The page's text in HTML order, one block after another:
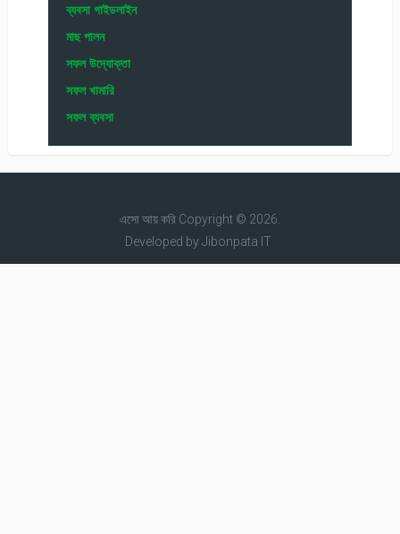
ব্যবসা গাইডলাইন
মাছ পালন
সফল উদ্যোক্তা
সফল খামারি
সফল ব্যবসা
এসো আয় করিCopyright © 2026.
Developed byJibonpata IT